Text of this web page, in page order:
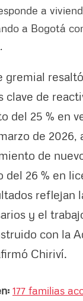
a
a Bogotá
gremial
clave de
del 25 % en
de 2026,
de
del 26 % en
reflejan
y el
con la
Chiriví.
177 familias